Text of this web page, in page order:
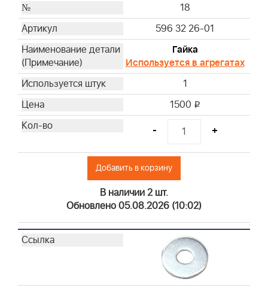
18
596 32 26-01
Гайка
Используется в агрегатах
1
1500 i
- +
Добавить в корзину
В наличии 2 шт.
Обновлено 05.08.2026 (10:02)